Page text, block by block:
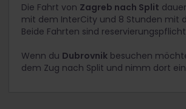
Die Fahrt von Zagreb nach Split
mit dem InterCity und 8 Stunden mit
Beide Fahrten sind
Wenn du Dubrovnik besuchen
dem Zug nach Split und nimm dort